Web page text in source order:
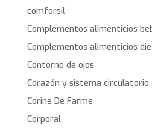
comforsil
Complementos alimenticios
Complementos alimenticios
Contorno de ojos
Corazón y sistema circulatorio
Corine De Farme
Corporal